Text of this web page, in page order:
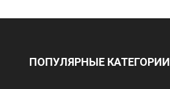
ПОПУЛЯРНЫЕ КАТЕГОРИИ